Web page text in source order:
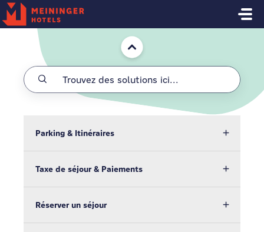
Passer au contenu principal
Accueil
Parking & Itinéraires
Taxe de séjour & Paiements
Réserver un séjour